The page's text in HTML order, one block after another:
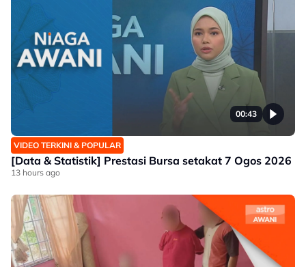
00:43
VIDEO TERKINI & POPULAR
[Data & Statistik] Prestasi Bursa setakat 7 Ogos 2026
13 hours ago